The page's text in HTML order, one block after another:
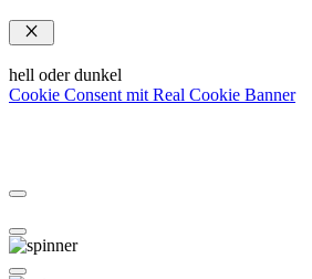
Schließen
hell oder dunkel
Cookie Consent mit Real Cookie Banner